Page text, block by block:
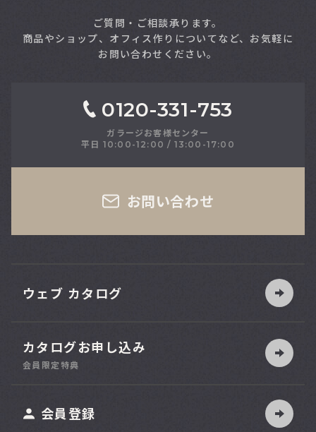
ご質問・ご相談承ります。
商品やショップ、オフィス作りについてなど、お気軽に
お問い合わせください。
0120-331-753
ガラージお客様センター
平日 10:00-12:00 / 13:00-17:00
お問い合わせ
ウェブ カタログ
カタログお申し込み
会員限定特典
会員登録